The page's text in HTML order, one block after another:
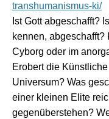
transhumanismus-ki/
Ist Gott abgeschafft?
kennen, abgeschafft?
Cyborg oder im
Erobert die
Universum? Was
einer kleinen Elite
gegenüberstehen?